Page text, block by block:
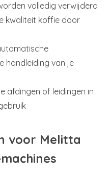
volledig verwijderd
kwaliteit koffie door
handleiding van je
afdingen of leidingen in
voor Melitta